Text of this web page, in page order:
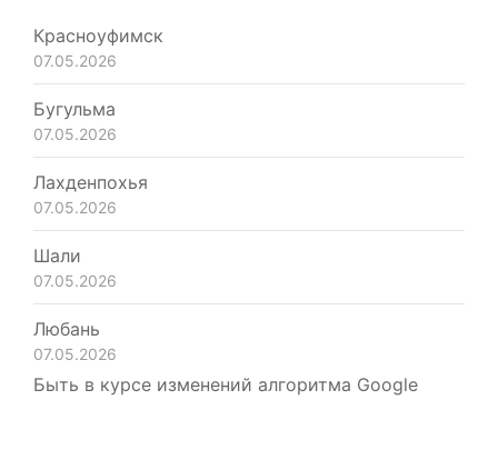
Красноуфимск
07.05.2026
Бугульма
07.05.2026
Лахденпохья
07.05.2026
Шали
07.05.2026
Любань
07.05.2026
Быть в курсе изменений алгоритма Google